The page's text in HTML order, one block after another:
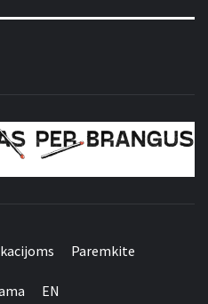
Paremkite
EN